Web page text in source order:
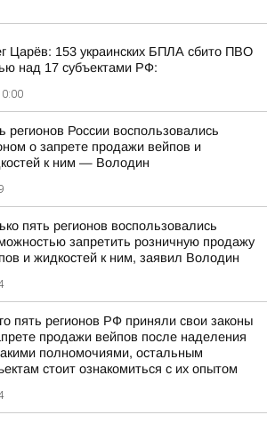
Царёв: 153 украинских БПЛА сбито ПВО
над 17 субъектами РФ:
регионов России воспользовались
о запрете продажи вейпов и
к ним — Володин
пять регионов воспользовались
запретить розничную продажу
и жидкостей к ним, заявил Володин
пять регионов РФ приняли свои законы
продажи вейпов после наделения
полномочиями, остальным
стоит ознакомиться с их опытом